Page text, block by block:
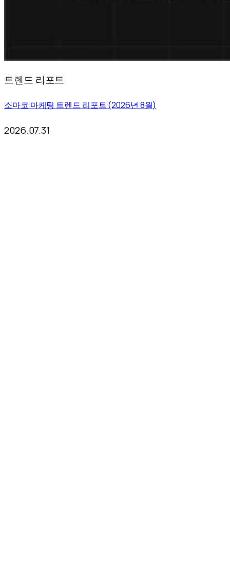
트렌드 리포트
소마코 마케팅 트렌드 리포트 (2026년 8월)
2026.07.31